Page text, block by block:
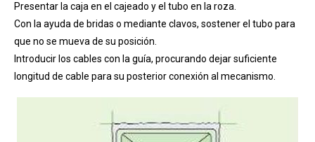
Presentar la caja en el cajeado y el tubo en la roza.
Con la ayuda de bridas o mediante clavos, sostener el tubo para
que no se mueva de su posición.
Introducir los cables con la guía, procurando dejar suficiente
longitud de cable para su posterior conexión al mecanismo.